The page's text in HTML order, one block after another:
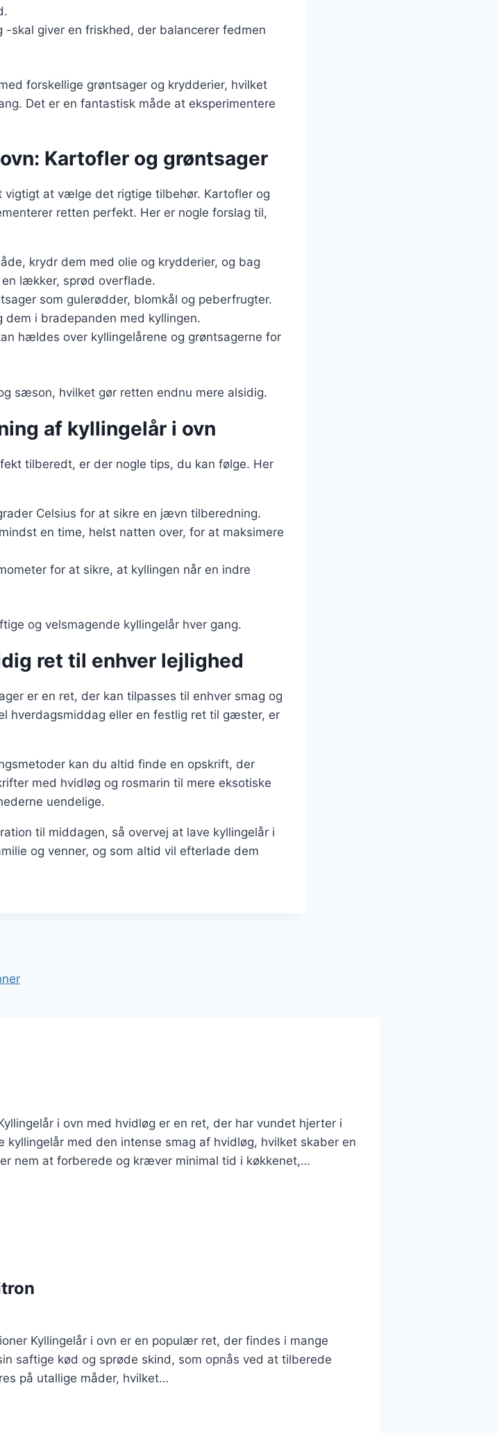
-skal giver en friskhed, der balancerer fedmen
forskellige grøntsager og krydderier, hvilket
Det er en fantastisk måde at eksperimentere
Kartofler og grøntsager
vigtigt at vælge det rigtige tilbehør. Kartofler og
retten perfekt. Her er nogle forslag til,
krydr dem med olie og krydderier, og bag
lækker, sprød overflade.
som gulerødder, blomkål og peberfrugter.
i bradepanden med kyllingen.
hældes over kyllingelårene og grøntsagerne for
sæson, hvilket gør retten endnu mere alsidig.
af kyllingelår i ovn
tilberedt, er der nogle tips, du kan følge. Her
Celsius for at sikre en jævn tilberedning.
en time, helst natten over, for at maksimere
for at sikre, at kyllingen når en indre
og velsmagende kyllingelår hver gang.
ret til enhver lejlighed
er en ret, der kan tilpasses til enhver smag og
hverdagsmiddag eller en festlig ret til gæster, er
kan du altid finde en opskrift, der
med hvidløg og rosmarin til mere eksotiske
uendelige.
til middagen, så overvej at lave kyllingelår i
og venner, og som altid vil efterlade dem
i ovn med hvidløg er en ret, der har vundet hjerter i
med den intense smag af hvidløg, hvilket skaber en
nem at forberede og kræver minimal tid i køkkenet,…
Kyllingelår i ovn er en populær ret, der findes i mange
saftige kød og sprøde skind, som opnås ved at tilberede
på utallige måder, hvilket…